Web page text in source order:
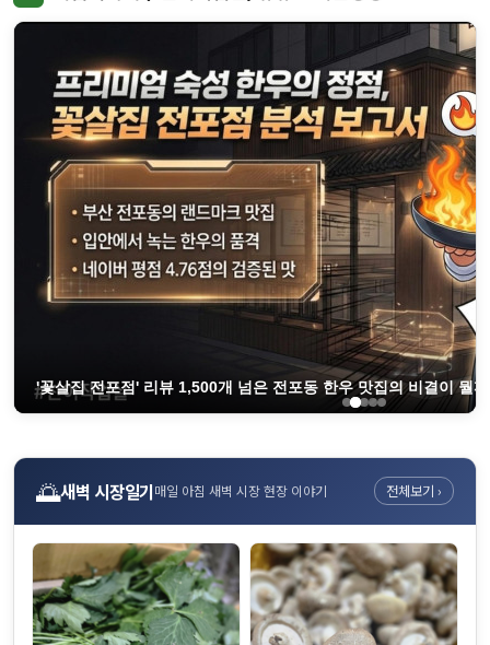
'꽃살집 전포점' 리뷰 1,500개 넘은 전포동 한우 맛집의 비결이 뭘
🌅새벽 시장일기매일 아침 새벽 시장 현장 이야기 전체보기 ›